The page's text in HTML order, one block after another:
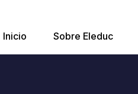
Inicio Sobre Eleduc